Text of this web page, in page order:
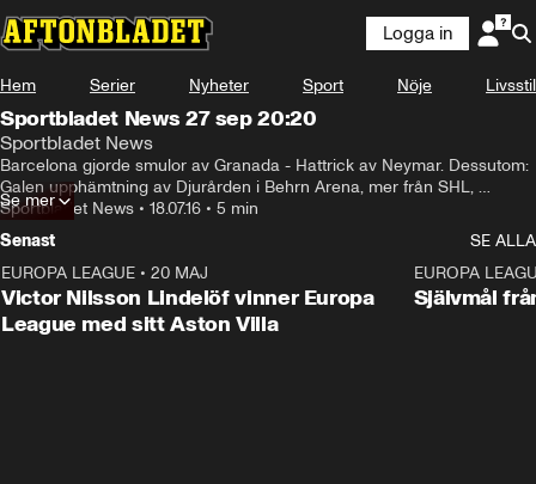
Logga in
Hem Serier Nyheter Sport Nöje Livsstil
Sportbladet News 27 sep 20:20
Sportbladet News
Barcelona gjorde smulor av Granada - Hattrick av Neymar. Dessutom:
Galen upphämtning av Djurården i Behrn Arena, mer från SHL,
Unitedfansens hälsning flögs över El Madrigal,  MFF - Mjällby blev en
målfest och en grym räddning i volleyboll.
Sportbladet News • 18.07.16 • 5 min
Se mer
Senast
SE ALLA
EUROPA LEAGUE • 20 MAJ
Victor Nilsson Lindelöf vinner Europa
League med sitt Aston Villa
EUROPA
Självmål